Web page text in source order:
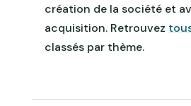
création de la société et
acquisition. Retrouvez
classés par thème.